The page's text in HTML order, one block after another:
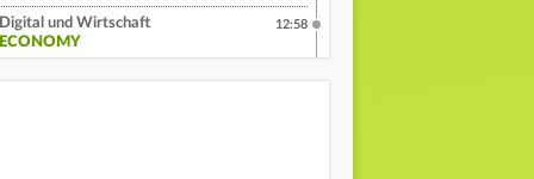
und Wirtschaft
12:58